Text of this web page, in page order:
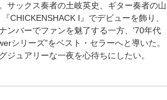
サックス奏者の土岐英史、ギター奏者の山
CHICKENSHACK I』でデビューを飾り、
ンバーでファンを魅了する一方、’70年代
シリーズ”をベスト・セラーへと導いた。
ュアリーな一夜を心待ちにしたい。